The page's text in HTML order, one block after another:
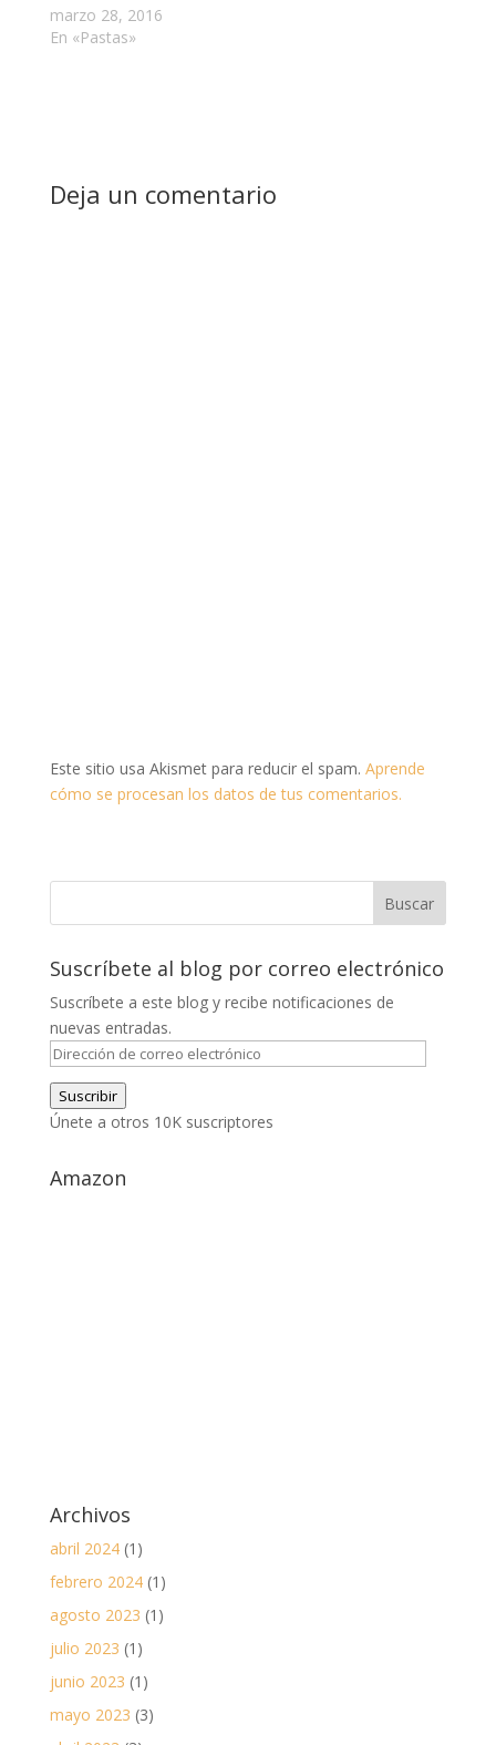
marzo 28, 2016
En «Pastas»
Deja un comentario
Este sitio usa Akismet para reducir el spam. Aprende
cómo se procesan los datos de tus comentarios.
Suscríbete al blog por correo electrónico
Suscríbete a este blog y recibe notificaciones de
nuevas entradas.
Dirección
de
correo
electrónico
Suscribir
Únete a otros 10K suscriptores
Amazon
Archivos
abril 2024(1)
febrero 2024(1)
agosto 2023 (1)
julio 2023 (1)
junio 2023 (1)
mayo 2023 (3)